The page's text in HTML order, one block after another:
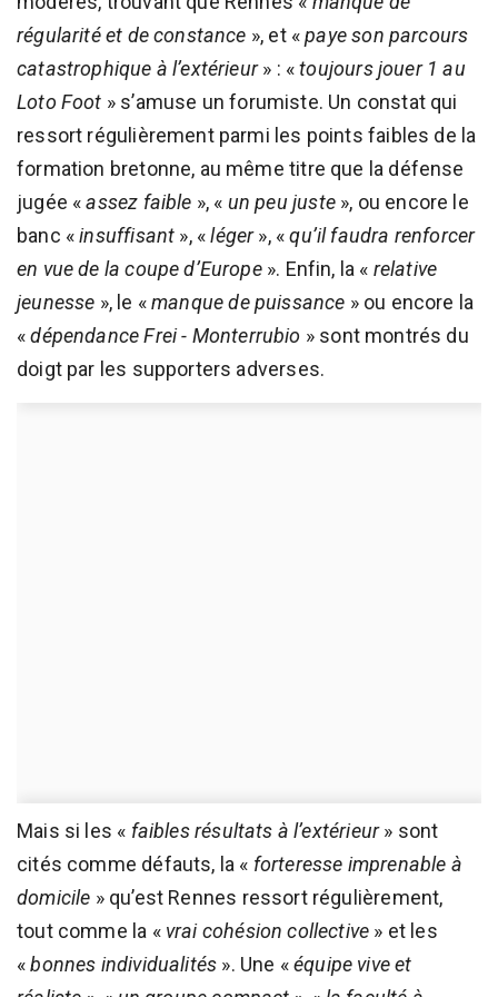
régularité et de constance », et «paye son parcours
catastrophique à l’extérieur» : «toujours jouer 1 au
Loto Foot » s’amuse un forumiste. Un constat qui
ressort régulièrement parmi les points faibles de la
formation bretonne, au même titre que la défense
jugée «assez faible », « un peu juste», ou encore le
banc «insuffisant », «léger», «qu’il faudra renforcer
en vue de la coupe d’Europe». Enfin, la « relative
jeunesse », le «manque de puissance » ou encore la
«dépendance Frei - Monterrubio » sont montrés du
doigt par les supporters adverses.
Mais si les « faibles résultats à l’extérieur» sont
cités comme défauts, la « forteresse imprenable à
domicile » qu’est Rennes ressort régulièrement,
tout comme la « vrai cohésion collective » et les
«bonnes individualités ». Une «équipe vive et